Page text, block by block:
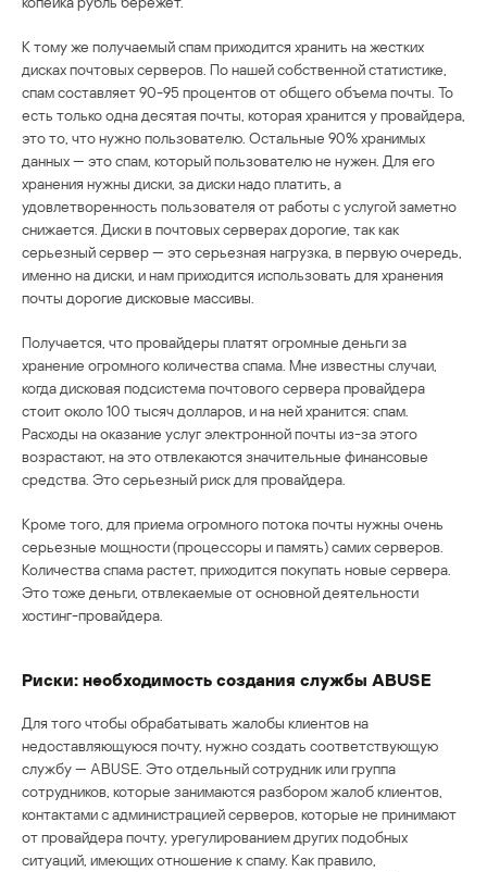
К тому же получаемый спам приходится хранить на жестких
дисках почтовых серверов. По нашей собственной статистике,
спам составляет 90-95 процентов от общего объема почты. То
есть только одна десятая почты, которая хранится у провайдера,
это то, что нужно пользователю. Остальные 90% хранимых
данных — это спам, который пользователю не нужен. Для его
хранения нужны диски, за диски надо платить, а
удовлетворенность пользователя от работы с услугой заметно
снижается. Диски в почтовых серверах дорогие, так как
серьезный сервер — это серьезная нагрузка, в первую очередь,
именно на диски, и нам приходится использовать для хранения
почты дорогие дисковые массивы.
Получается, что провайдеры платят огромные деньги за
хранение огромного количества спама. Мне известны случаи,
когда дисковая подсистема почтового сервера провайдера
стоит около 100 тысяч долларов, и на ней хранится: спам.
Расходы на оказание услуг электронной почты из-за этого
возрастают, на это отвлекаются значительные финансовые
средства. Это серьезный риск для провайдера.
Кроме того, для приема огромного потока почты нужны очень
серьезные мощности (процессоры и память) самих серверов.
Количества спама растет, приходится покупать новые сервера.
Это тоже деньги, отвлекаемые от основной деятельности
хостинг-провайдера.
Риски: необходимость создания службы ABUSE
Для того чтобы обрабатывать жалобы клиентов на
недоставляющуюся почту, нужно создать соответствующую
службу — ABUSE. Это отдельный сотрудник или группа
сотрудников, которые занимаются разбором жалоб клиентов,
контактами с администрацией серверов, которые не принимают
от провайдера почту, урегулированием других подобных
ситуаций, имеющих отношение к спаму. Как правило,